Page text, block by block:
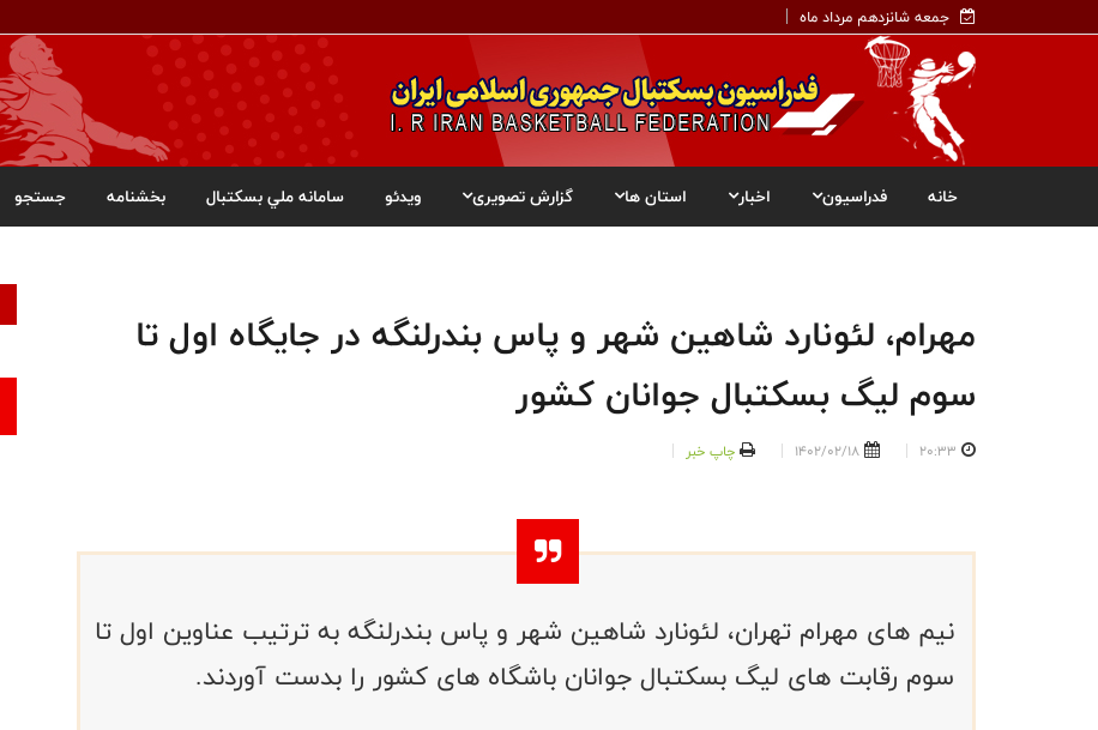
جمعه شانزدهم مرداد ماه
خانه فدراسیون اخبار استان ها گزارش تصویری ویدئو سامانه ملي بسکتبال بخشنامه جستجو
مهرام، لئونارد شاهین شهر و پاس بندرلنگه در جایگاه اول تا
سوم لیگ بسکتبال جوانان کشور
20:33
1402/02/18 چاپ خبر
نیم های مهرام تهران، لئونارد شاهین شهر و پاس بندرلنگه به ترتیب عناوین اول تا
سوم رقابت های لیگ بسکتبال جوانان باشگاه های کشور را بدست آوردند.